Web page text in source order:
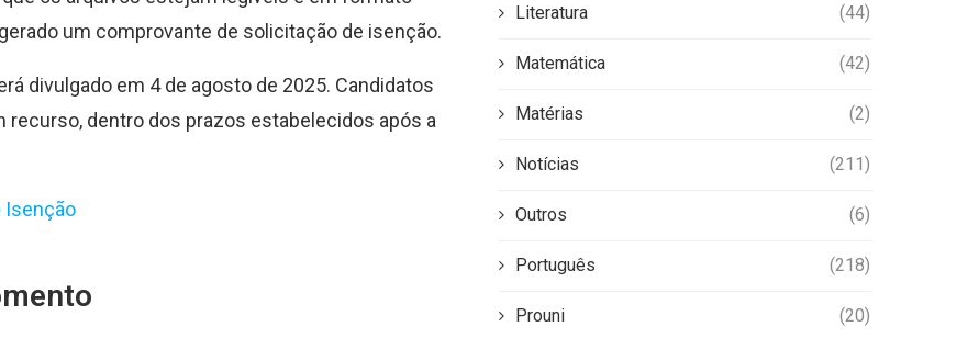
um comprovante de solicitação de isenção.
divulgado em 4 de agosto de 2025. Candidatos
dentro dos prazos estabelecidos após a
Isenção
Literatura (44)
Matemática (42)
Matérias (2)
Notícias (211)
Outros (6)
Português (218)
Prouni (20)